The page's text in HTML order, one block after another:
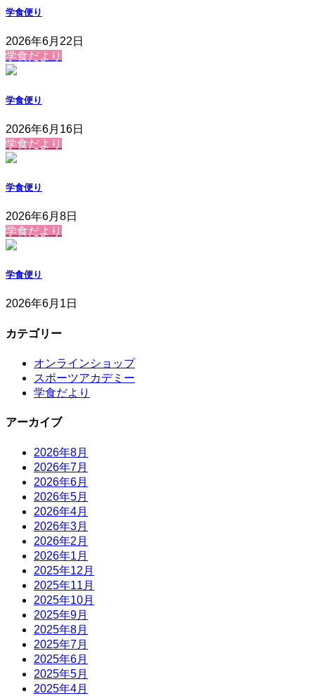
学食便り
2026年6月22日
学食だより
学食便り
2026年6月16日
学食だより
学食便り
2026年6月8日
学食だより
学食便り
2026年6月1日
カテゴリー
オンラインショップ
スポーツアカデミー
学食だより
アーカイブ
2026年8月
2026年7月
2026年6月
2026年5月
2026年4月
2026年3月
2026年2月
2026年1月
2025年12月
2025年11月
2025年10月
2025年9月
2025年8月
2025年7月
2025年6月
2025年5月
2025年4月